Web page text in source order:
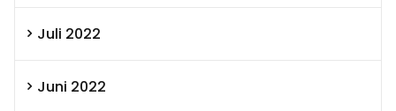
Juli 2022
Juni 2022